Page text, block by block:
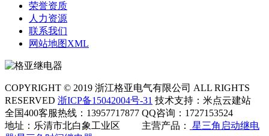
荣誉资质
人力资源
联系我们
网站地图XML
COPYRIGHT © 2019 浙江格亚电气有限公司 ALL RIGHTS
RESERVED 浙ICP备15042004号-31 技术支持：米点云建站
全国400客服热线：13957717877 QQ咨询：1727153524
地址：乐清市北白象工业区
主营产品：
星三角启动继电